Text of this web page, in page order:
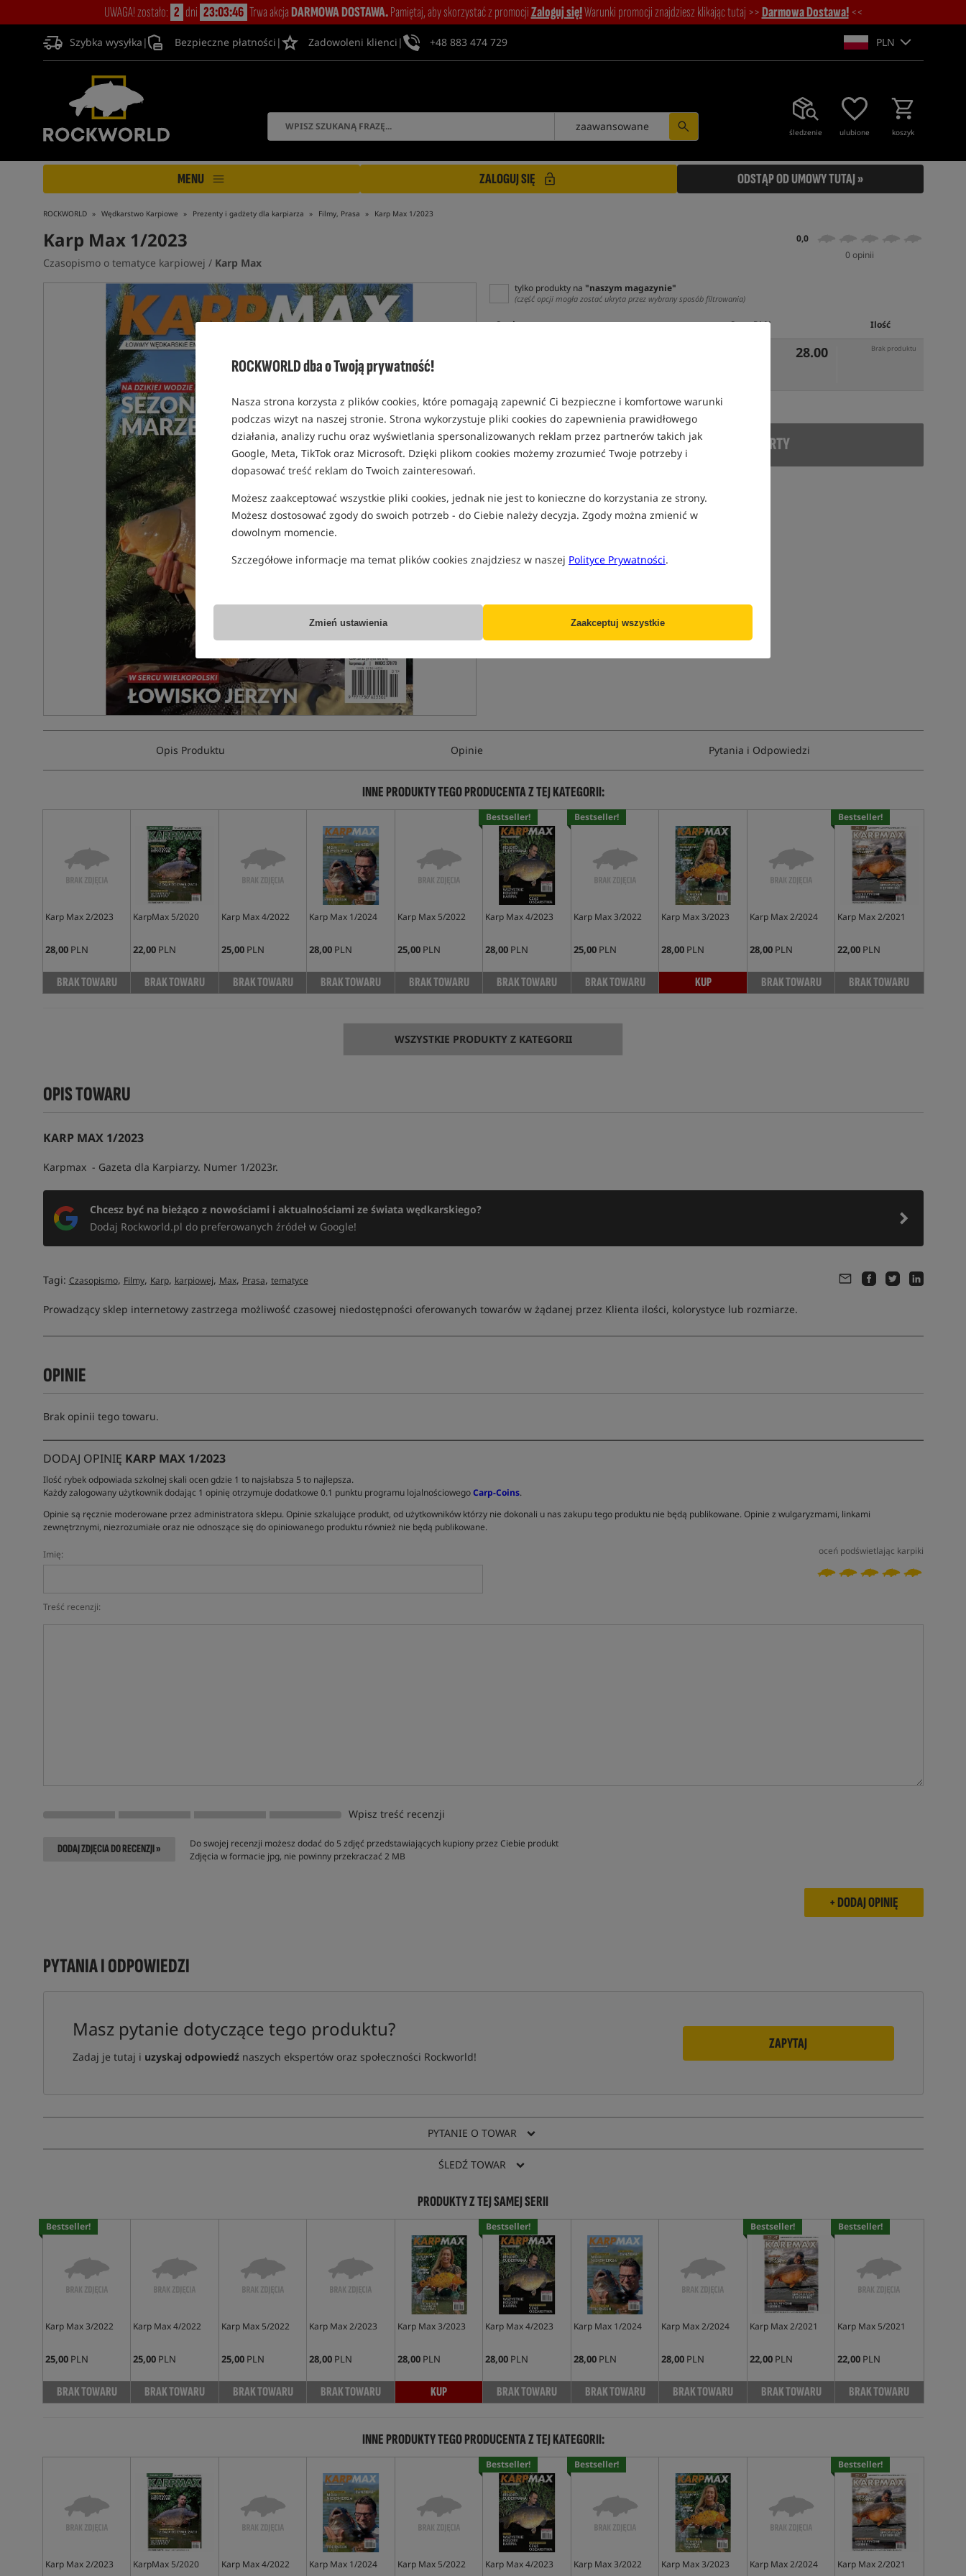
ROCKWORLD dba o Twoją prywatność!
Nasza strona korzysta z plików cookies, które pomagają zapewnić Ci bezpieczne i komfortowe warunki
podczas wizyt na naszej stronie. Strona wykorzystuje pliki cookies do zapewnienia prawidłowego
działania, analizy ruchu oraz wyświetlania spersonalizowanych reklam przez partnerów takich jak
Google, Meta, TikTok oraz Microsoft. Dzięki plikom cookies możemy zrozumieć Twoje potrzeby i
dopasować treść reklam do Twoich zainteresowań.
Możesz zaakceptować wszystkie pliki cookies, jednak nie jest to konieczne do korzystania ze strony.
Możesz dostosować zgody do swoich potrzeb - do Ciebie należy decyzja. Zgody można zmienić w
dowolnym momencie.
Szczegółowe informacje ma temat plików cookies znajdziesz w naszej Polityce Prywatności.
Zmień ustawienia Zaakceptuj wszystkie
UWAGA! zostało: 2 dni 23:03:45 Trwa akcjaDARMOWA DOSTAWA.Pamiętaj, aby skorzystać z promocjiZaloguj się!Warunki promocji znajdziesz klikając tutaj >>Darmowa Dostawa! <<
Szybka wysyłka | Bezpieczne płatności | Zadowoleni klienci | +48 883 474 729 PLN
śledzenie ulubione koszyk
zaawansowane
MENU ZALOGUJ SIĘ ODSTĄP OD UMOWY TUTAJ »
ROCKWORLD Wędkarstwo Karpiowe Prezenty i gadżety dla karpiarza Filmy, Prasa Karp Max 1/2023
Karp Max 1/2023
Czasopismo o tematyce karpiowej / Karp Max
0,0
0 opinii
tylko produkty na "naszym magazynie"
(część opcji mogła zostać ukryta przez wybrany sposób filtrowania)
Opcja Cena PLN Ilość
28.00 Brak produktu
PRODUKT WYCOFANY Z OFERTY
Opis Produktu Opinie Pytania i Odpowiedzi
INNE PRODUKTY TEGO PRODUCENTA Z TEJ KATEGORII:
Karp Max 2/2023
28,00PLN
BRAK TOWARU
KarpMax 5/2020
22,00 PLN
BRAK TOWARU
Karp Max 4/2022
25,00PLN
BRAK TOWARU
Karp Max 1/2024
28,00 PLN
BRAK TOWARU
Karp Max 5/2022
25,00PLN
BRAK TOWARU
Bestseller!
Karp Max 4/2023
28,00 PLN
BRAK TOWARU
Bestseller!
Karp Max 3/2022
25,00PLN
BRAK TOWARU
Karp Max 3/2023
28,00 PLN
KUP
Karp Max 2/2024
28,00PLN
BRAK TOWARU
Bestseller!
Karp Max 2/2021
22,00 PLN
BRAK TOWARU
WSZYSTKIE PRODUKTY Z KATEGORII
OPIS TOWARU
KARP MAX 1/2023
Karpmax - Gazeta dla Karpiarzy. Numer 1/2023r.
Chcesz być na bieżąco z nowościami i aktualnościami ze świata wędkarskiego?
Dodaj Rockworld.pl do preferowanych źródeł w Google!
Tagi: Czasopismo, Filmy, Karp, karpiowej, Max, Prasa, tematyce
Prowadzący sklep internetowy zastrzega możliwość czasowej niedostępności oferowanych towarów w żądanej przez Klienta ilości, kolorystyce lub rozmiarze.
OPINIE
Brak opinii tego towaru.
DODAJ OPINIĘ KARP MAX 1/2023
Ilość rybek odpowiada szkolnej skali ocen gdzie 1 to najsłabsza 5 to najlepsza.
Każdy zalogowany użytkownik dodając 1 opinię otrzymuje dodatkowe 0.1 punktu programu lojalnościowegoCarp-Coins.
Opinie są ręcznie moderowane przez administratora sklepu. Opinie szkalujące produkt, od użytkowników którzy nie dokonali u nas zakupu tego produktu nie będą publikowane. Opinie z wulgaryzmami, linkami
zewnętrznymi, niezrozumiałe oraz nie odnoszące się do opiniowanego produktu również nie będą publikowane.
oceń podświetlając karpiki
Imię:
Treść recenzji:
Wpisz treść recenzji
DODAJ ZDJĘCIA DO RECENZJI »
Do swojej recenzji możesz dodać do 5 zdjęć przedstawiających kupiony przez Ciebie produkt
Zdjęcia w formacie jpg, nie powinny przekraczać 2 MB
PYTANIA I ODPOWIEDZI
Masz pytanie dotyczące tego produktu?
Zadaj je tutaj i uzyskaj odpowiedźnaszych ekspertów oraz społeczności Rockworld!
ZAPYTAJ
PYTANIE O TOWAR
ŚLEDŹ TOWAR
PRODUKTY Z TEJ SAMEJ SERII
Bestseller!
Karp Max 3/2022
25,00PLN
BRAK TOWARU
Karp Max 4/2022
25,00 PLN
BRAK TOWARU
Karp Max 5/2022
25,00PLN
BRAK TOWARU
Karp Max 2/2023
28,00 PLN
BRAK TOWARU
Karp Max 3/2023
28,00PLN
KUP
Bestseller!
Karp Max 4/2023
28,00 PLN
BRAK TOWARU
Karp Max 1/2024
28,00PLN
BRAK TOWARU
Karp Max 2/2024
28,00 PLN
BRAK TOWARU
Bestseller!
Karp Max 2/2021
22,00PLN
BRAK TOWARU
Bestseller!
Karp Max 5/2021
22,00 PLN
BRAK TOWARU
INNE PRODUKTY TEGO PRODUCENTA Z TEJ KATEGORII:
Karp Max 2/2023 KarpMax 5/2020 Karp Max 4/2022 Karp Max 1/2024 Karp Max 5/2022
Bestseller!
Karp Max 4/2023
Bestseller!
Karp Max 3/2022 Karp Max 3/2023 Karp Max 2/2024
Bestseller!
Karp Max 2/2021